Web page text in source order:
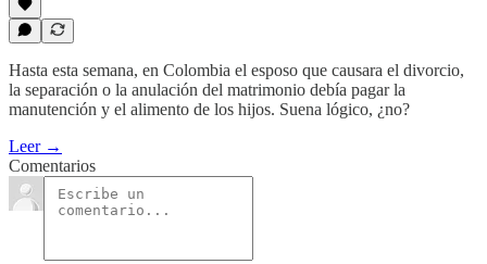
Hasta esta semana, en Colombia el esposo que causara el divorcio,
la separación o la anulación del matrimonio debía pagar la
manutención y el alimento de los hijos. Suena lógico, ¿no?
Leer →
Comentarios